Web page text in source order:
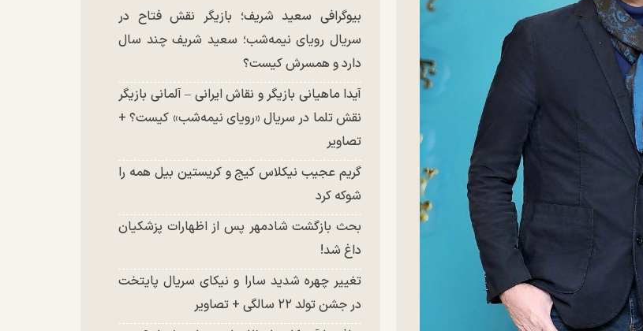
بیوگرافی سعید شریف؛ بازیگر نقش فتاح در
سریال رویای نیمه‌شب؛ سعید شریف چند سال
دارد و همسرش کیست؟
آیدا ماهیانی بازیگر و نقاش ایرانی – آلمانی بازیگر
نقش تلما در سریال «رویای نیمه‌شب» کیست؟ +
تصاویر
گریم عجیب نیکلاس کیج و کریستین بیل همه را
شوکه کرد
بحث بازگشت شادمهر پس از اظهارات پزشکیان
داغ شد!
تغییر چهره شدید سارا و نیکای سریال پایتخت
در جشن تولد ۲۲ سالگی + تصاویر